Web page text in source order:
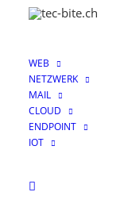
WEB
NETZWERK
MAIL
CLOUD
ENDPOINT
IOT